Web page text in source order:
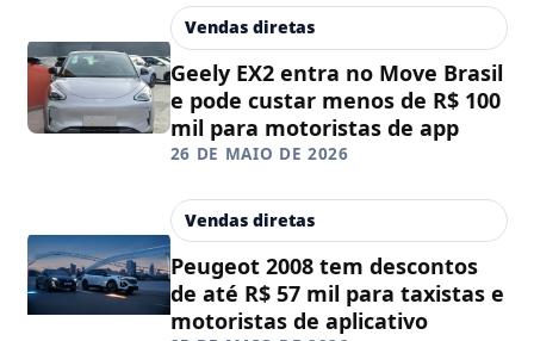
Vendas diretas
Geely EX2 entra no Move Brasil
e pode custar menos de R$ 100
mil para motoristas de app
26 DE MAIO DE 2026
Vendas diretas
Peugeot 2008 tem descontos
de até R$ 57 mil para taxistas e
motoristas de aplicativo